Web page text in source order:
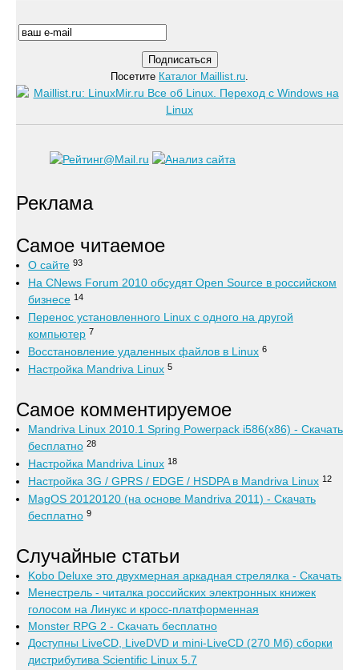
Посетите Каталог Maillist.ru.
Реклама
Самое читаемое
О сайте 93
На CNews Forum 2010 обсудят Open Source в российском
бизнесе 14
Перенос установленного Linux с одного на другой
компьютер 7
Восстановление удаленных файлов в Linux 6
Настройка Mandriva Linux 5
Самое комментируемое
Mandriva Linux 2010.1 Spring Powerpack i586(x86) - Скачать
бесплатно 28
Настройка Mandriva Linux 18
Настройка 3G / GPRS / EDGE / HSDPA в Mandriva Linux 12
MagOS 20120120 (на основе Mandriva 2011) - Скачать
бесплатно 9
Случайные статьи
Kobo Deluxe это двухмерная аркадная стрелялка - Скачать
Менестрель - читалка российских электронных книжек
голосом на Линукс и кросс-платформенная
Monster RPG 2 - Скачать бесплатно
Доступны LiveCD, LiveDVD и mini-LiveCD (270 Мб) сборки
дистрибутива Scientific Linux 5.7